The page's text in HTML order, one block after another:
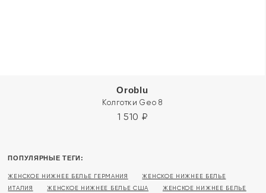
Oroblu
Колготки Geo 8
1 510 ₽
ПОПУЛЯРНЫЕ ТЕГИ:
ЖЕНСКОЕ НИЖНЕЕ БЕЛЬЕ ГЕРМАНИЯ
ЖЕНСКОЕ НИЖНЕЕ БЕЛЬЕ
ИТАЛИЯ
ЖЕНСКОЕ НИЖНЕЕ БЕЛЬЕ США
ЖЕНСКОЕ НИЖНЕЕ БЕЛЬЕ